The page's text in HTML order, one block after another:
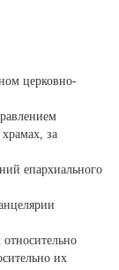
церковно-
за
епархиального
их